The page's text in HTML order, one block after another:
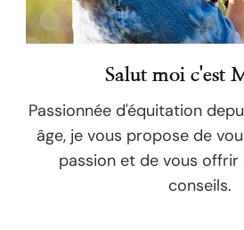
Salut moi c'est
Passionnée d'équitation
âge, je vous propose de
passion et de vous offrir
conseils.